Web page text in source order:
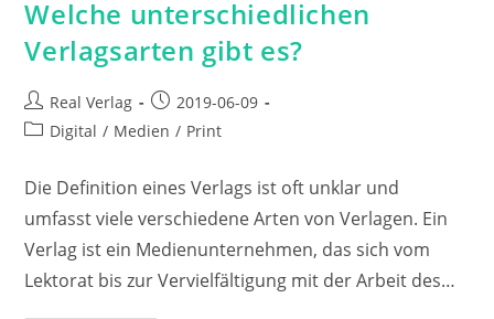
Welche unterschiedlichen
Verlagsarten gibt es?
Beitrags-
Autor:
Real Verlag
Beitrag
veröffentlicht:
2019-06-09
Beitrags-
Digital / Medien / Print
Die Definition eines Verlags ist oft unklar und
umfasst viele verschiedene Arten von Verlagen. Ein
Verlag ist ein Medienunternehmen, das sich vom
Lektorat bis zur Vervielfältigung mit der Arbeit des…